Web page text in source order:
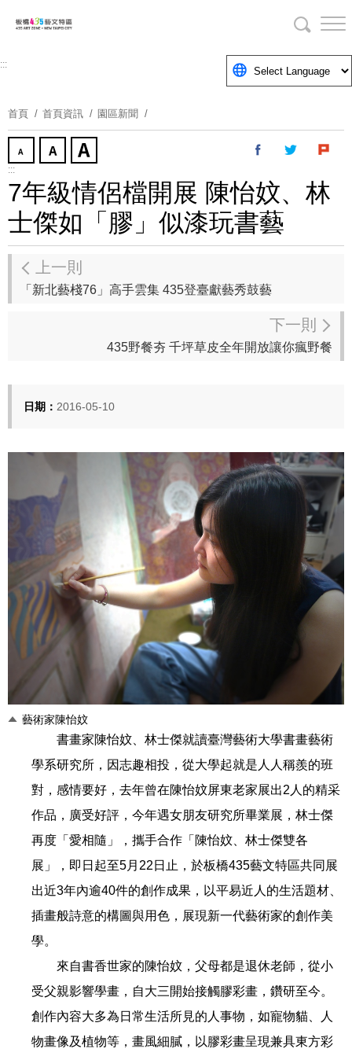
要
塊
:::
首頁 首頁資訊 園區新聞
:::
7年級情侶檔開展 陳怡妏、林
士傑如「膠」似漆玩書藝
上一則
「新北藝棧76」高手雲集 435登臺獻藝秀鼓藝
下一則
435野餐夯 千坪草皮全年開放讓你瘋野餐
日期： 2016-05-10
藝術家陳怡妏
書畫家陳怡妏、林士傑就讀臺灣藝術大學書畫藝術
學系研究所，因志趣相投，從大學起就是人人稱羨的班
對，感情要好，去年曾在陳怡妏屏東老家展出2人的精采
作品，廣受好評，今年遇女朋友研究所畢業展，林士傑
再度「愛相隨」，攜手合作「陳怡妏、林士傑雙各
展」，即日起至5月22日止，於板橋435藝文特區共同展
出近3年內逾40件的創作成果，以平易近人的生活題材、
插畫般詩意的構圖與用色，展現新一代藝術家的創作美
學。
來自書香世家的陳怡妏，父母都是退休老師，從小
受父親影響學畫，自大三開始接觸膠彩畫，鑽研至今。
創作內容大多為日常生活所見的人事物，如寵物貓、人
物畫像及植物等，畫風細膩，以膠彩畫呈現兼具東方彩